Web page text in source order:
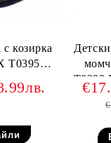
козирка
T0395
T0292